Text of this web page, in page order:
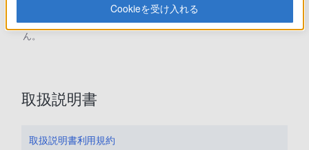
現在、本ページで提供されているアップデート情報はありませ
ん。
取扱説明書
取扱説明書利用規約
Cookieを受け入れる